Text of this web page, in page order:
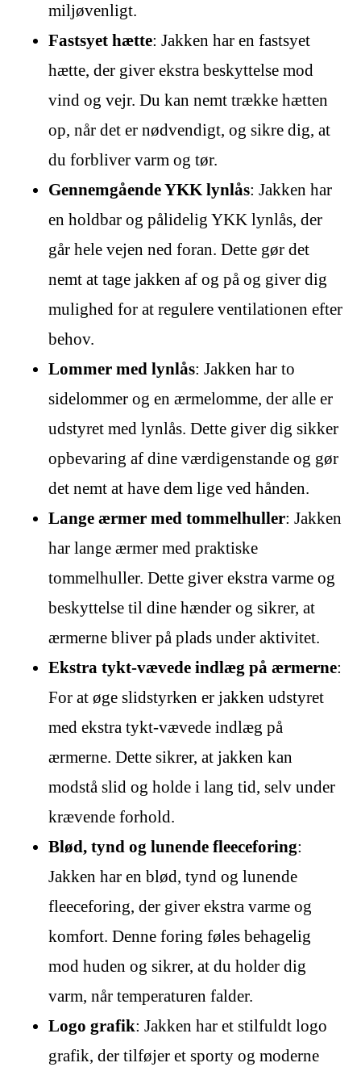
miljøvenligt.
Fastsyet hætte: Jakken har en fastsyet
hætte, der giver ekstra beskyttelse mod
vind og vejr. Du kan nemt trække hætten
op, når det er nødvendigt, og sikre dig, at
du forbliver varm og tør.
Gennemgående YKK lynlås: Jakken har
en holdbar og pålidelig YKK lynlås, der
går hele vejen ned foran. Dette gør det
nemt at tage jakken af og på og giver dig
mulighed for at regulere ventilationen efter
behov.
Lommer med lynlås: Jakken har to
sidelommer og en ærmelomme, der alle er
udstyret med lynlås. Dette giver dig sikker
opbevaring af dine værdigenstande og gør
det nemt at have dem lige ved hånden.
Lange ærmer med tommelhuller: Jakken
har lange ærmer med praktiske
tommelhuller. Dette giver ekstra varme og
beskyttelse til dine hænder og sikrer, at
ærmerne bliver på plads under aktivitet.
Ekstra tykt-vævede indlæg på ærmerne:
For at øge slidstyrken er jakken udstyret
med ekstra tykt-vævede indlæg på
ærmerne. Dette sikrer, at jakken kan
modstå slid og holde i lang tid, selv under
krævende forhold.
Blød, tynd og lunende fleeceforing:
Jakken har en blød, tynd og lunende
fleeceforing, der giver ekstra varme og
komfort. Denne foring føles behagelig
mod huden og sikrer, at du holder dig
varm, når temperaturen falder.
Logo grafik: Jakken har et stilfuldt logo
grafik, der tilføjer et sporty og moderne